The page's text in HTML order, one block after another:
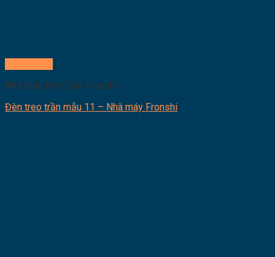
Nhà Máy Đèn Trần Fronshi
Đèn treo trần mẫu 11 – Nhà máy Fronshi